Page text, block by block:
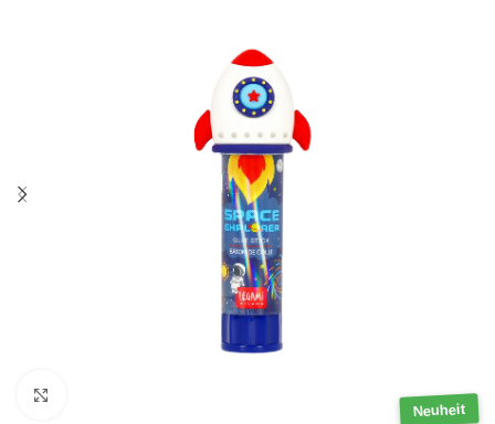
Neuheit